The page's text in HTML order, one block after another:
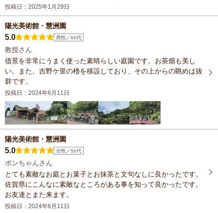
投稿日：2025年1月29日
陽光美術館・慧洲園
5.0 男性／60代
教授さん
借景を非常にうまく使った素晴らしい庭園です。お茶畑も美し
い。また、吉野ケ里の櫓を移設しており、その上からの眺めは抜
群です。
投稿日：2024年6月11日
陽光美術館・慧洲園
5.0 女性／50代
ポンちゃんさん
とても素敵なお庭とお菓子とお抹茶と文句なしに良かったです。
佐賀県にこんなに素敵なところがある事を知って良かったです。
お友達とまた来ます。
投稿日：2024年6月11日